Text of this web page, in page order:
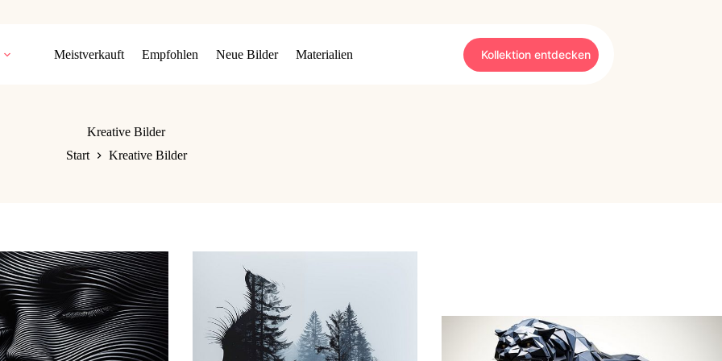
Meistverkauft Empfohlen Neue Bilder Materialien Kollektion entdecken
Kreative Bilder
Start
Kreative Bilder